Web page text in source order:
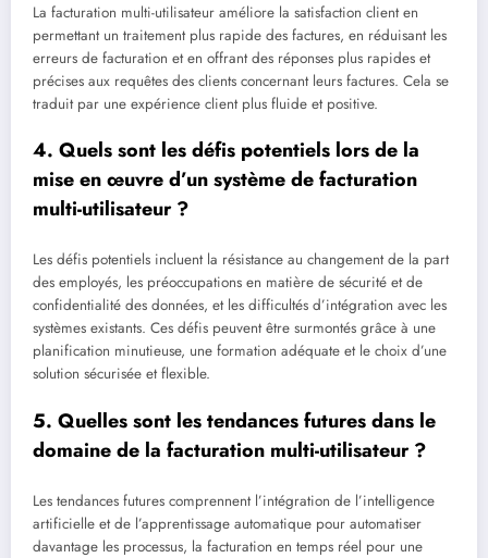
La facturation multi-utilisateur améliore la satisfaction client en
permettant un traitement plus rapide des factures, en réduisant les
erreurs de facturation et en offrant des réponses plus rapides et
précises aux requêtes des clients concernant leurs factures. Cela se
traduit par une expérience client plus fluide et positive.
4. Quels sont les défis potentiels lors de la
mise en œuvre d’un système de facturation
multi-utilisateur ?
Les défis potentiels incluent la résistance au changement de la part
des employés, les préoccupations en matière de sécurité et de
confidentialité des données, et les difficultés d’intégration avec les
systèmes existants. Ces défis peuvent être surmontés grâce à une
planification minutieuse, une formation adéquate et le choix d’une
solution sécurisée et flexible.
5. Quelles sont les tendances futures dans le
domaine de la facturation multi-utilisateur ?
Les tendances futures comprennent l’intégration de l’intelligence
artificielle et de l’apprentissage automatique pour automatiser
davantage les processus, la facturation en temps réel pour une